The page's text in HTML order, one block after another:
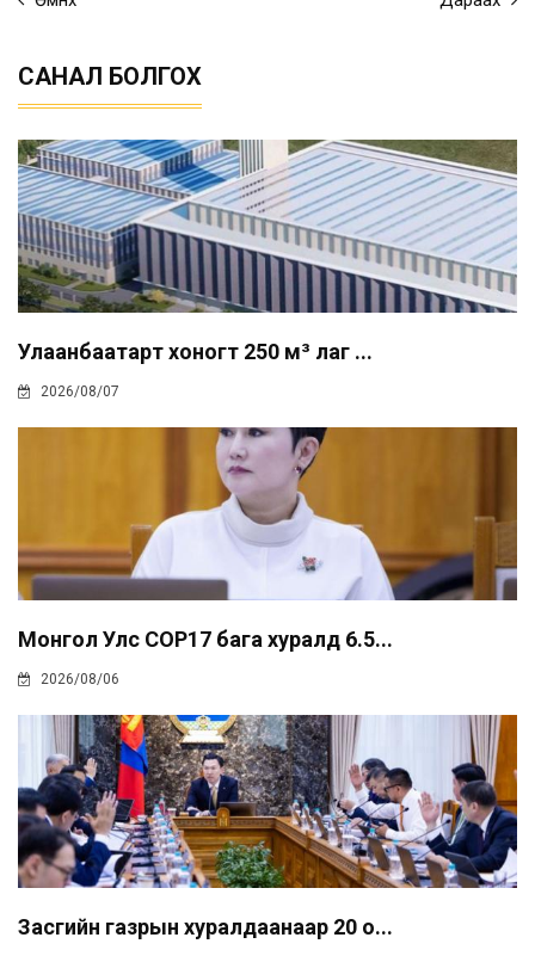
САНАЛ БОЛГОХ
Улаанбаатарт хоногт 250 м³ лаг ...
2026/08/07
Монгол Улс COP17 бага хуралд 6.5...
2026/08/06
Засгийн газрын хуралдаанаар 20 о...